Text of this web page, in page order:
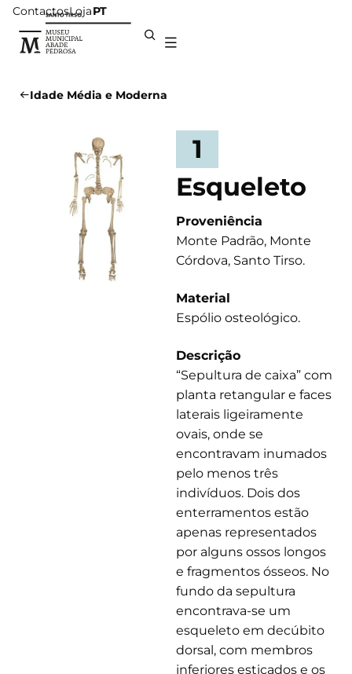
ContactosLojaPT
Idade Média e Moderna
1
Esqueleto
Proveniência
Monte Padrão, Monte
Córdova, Santo Tirso.
Material
Espólio osteológico.
Descrição
“Sepultura de caixa” com
planta retangular e faces
laterais ligeiramente
ovais, onde se
encontravam inumados
pelo menos três
indivíduos. Dois dos
enterramentos estão
apenas representados
por alguns ossos longos
e fragmentos ósseos. No
fundo da sepultura
encontrava-se um
esqueleto em decúbito
dorsal, com membros
inferiores esticados e os